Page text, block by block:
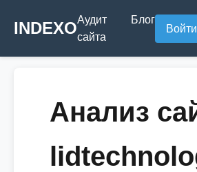
INDEXOАудит
сайта
Блог
Войти
Анализ